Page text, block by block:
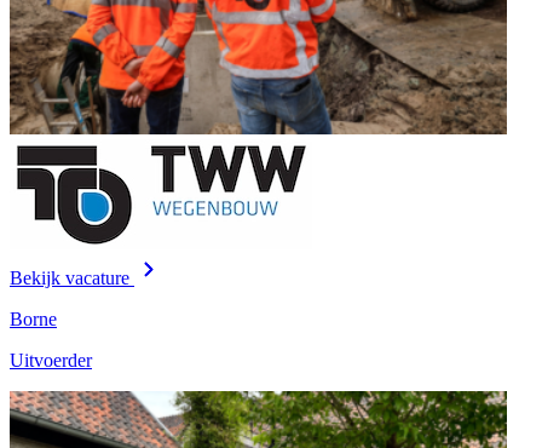
Bekijk vacature
Borne
Uitvoerder